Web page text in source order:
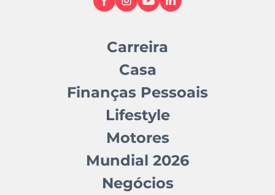
Carreira
Casa
Finanças Pessoais
Lifestyle
Motores
Mundial 2026
Negócios